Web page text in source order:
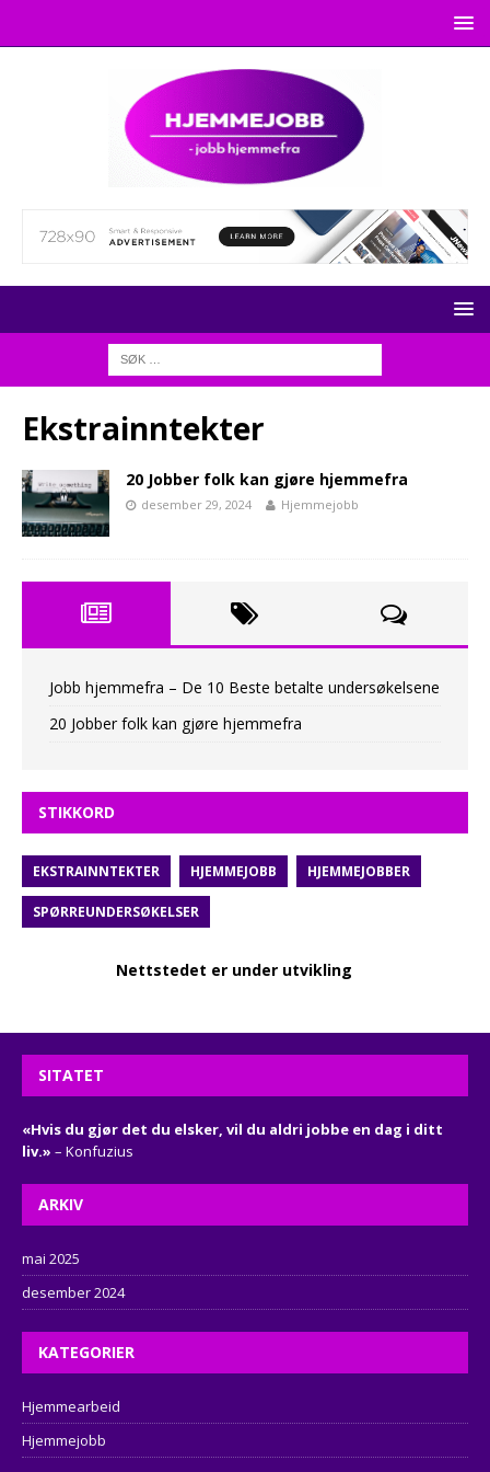
Ekstrainntekter
20 Jobber folk kan gjøre hjemmefra
desember 29, 2024 Hjemmejobb
Jobb hjemmefra – De 10 Beste betalte undersøkelsene
20 Jobber folk kan gjøre hjemmefra
STIKKORD
EKSTRAINNTEKTER HJEMMEJOBB HJEMMEJOBBER
SPØRREUNDERSØKELSER
Nettstedet er under utvikling
SITATET
«Hvis du gjør det du elsker, vil du aldri jobbe en dag i ditt
liv.» – Konfuzius
ARKIV
mai 2025
desember 2024
KATEGORIER
Hjemmearbeid
Hjemmejobb